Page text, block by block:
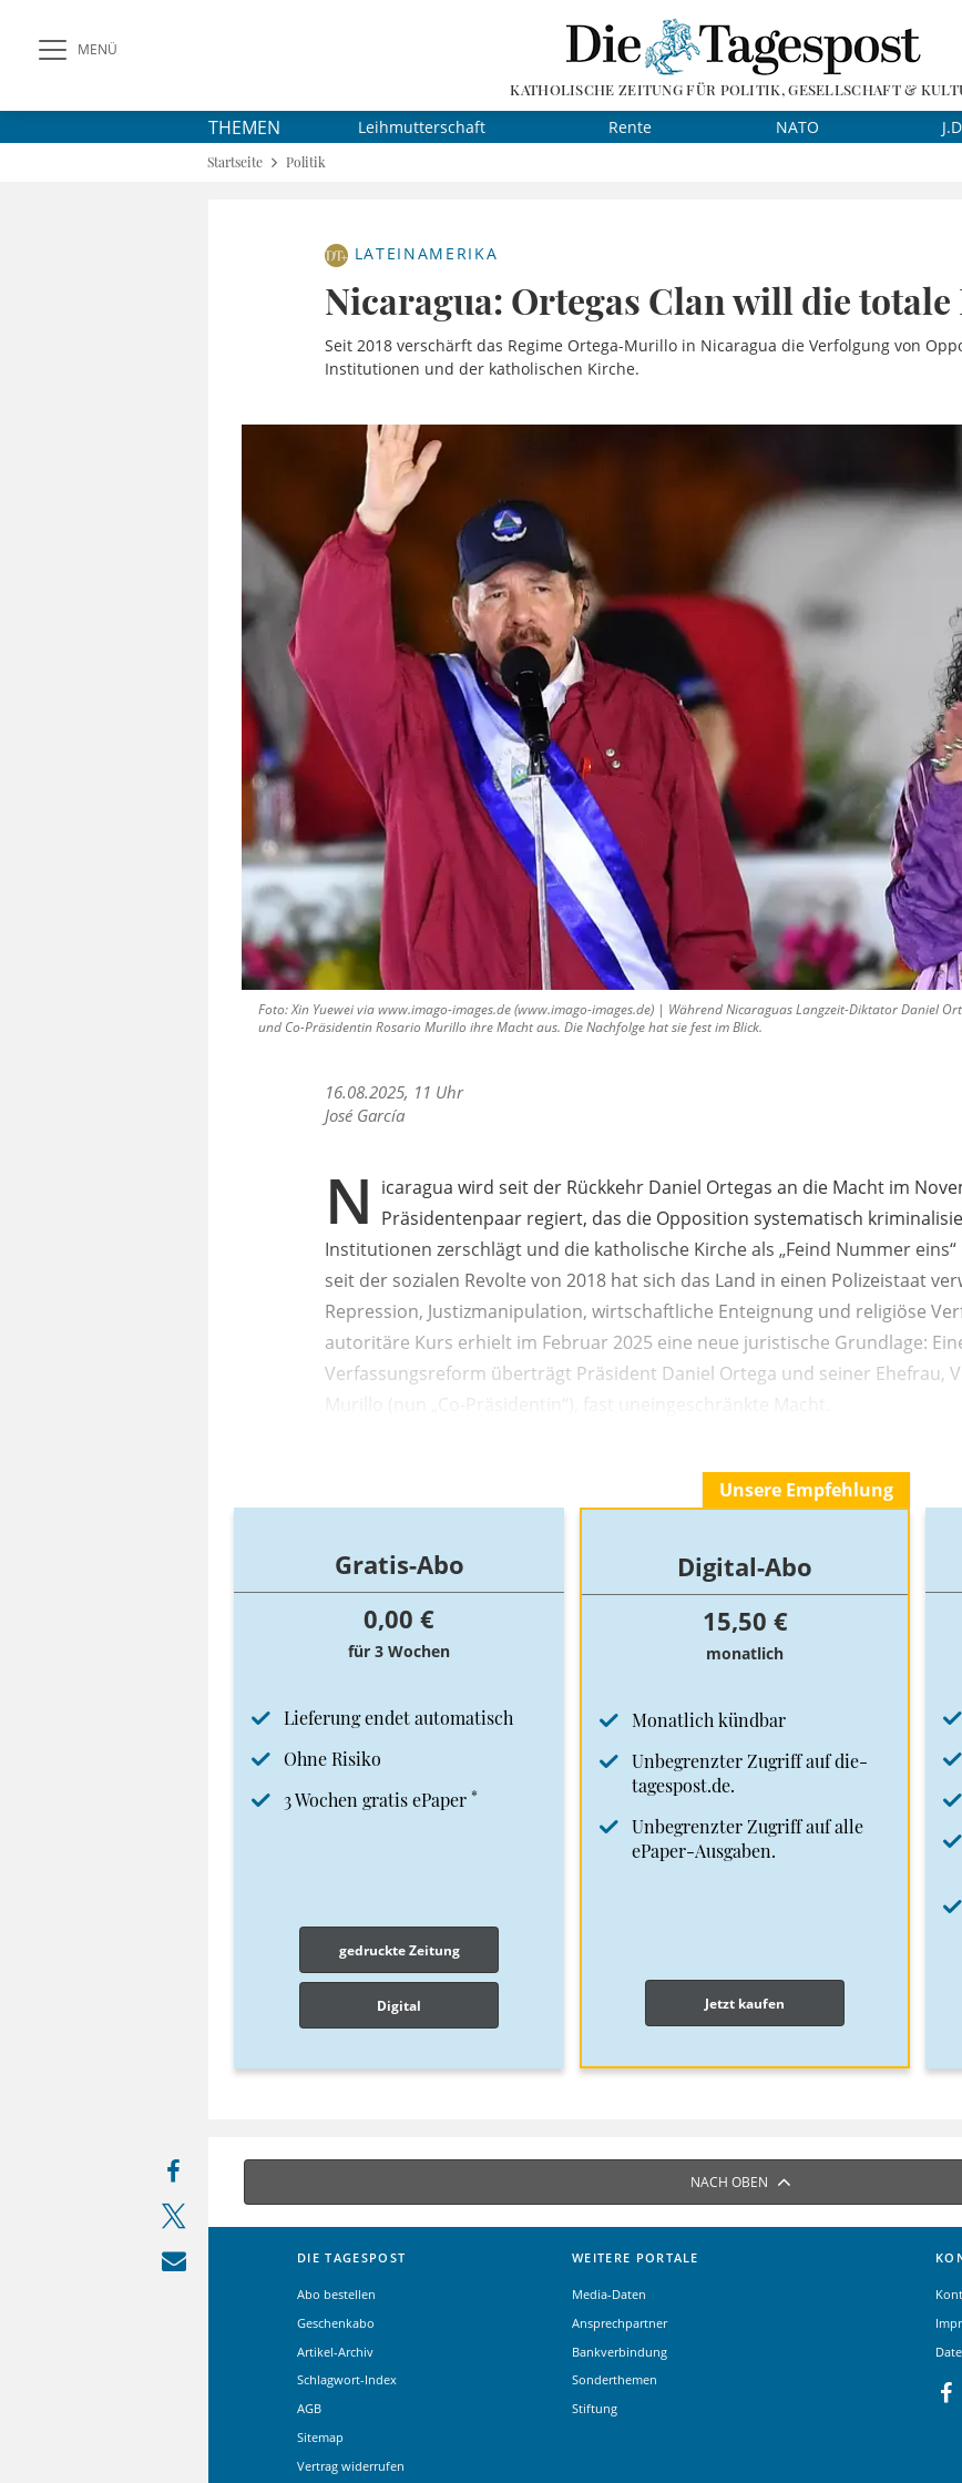
MENÜ
KATHOLISCHE ZEITUNG FÜR POLITIK, GESELLSCHAFT &
THEMEN Leihmutterschaft Rente NATO
Startseite Politik
LATEINAMERIKA
Nicaragua: Ortegas Clan will die
Seit 2018 verschärft das Regime Ortega-Murillo in Nicaragua die Verfolgung von
Institutionen und der katholischen Kirche.
Foto: Xin Yuewei via www.imago-images.de (www.imago-images.de) | Während Nicaraguas Langzeit-Diktator Daniel
und Co-Präsidentin Rosario Murillo ihre Macht aus. Die Nachfolge hat sie fest im Blick.
16.08.2025, 11 Uhr
José García
N icaragua wird seit der Rückkehr Daniel Ortegas an die Macht im
Präsidentenpaar regiert, das die Opposition systematisch
Institutionen zerschlägt und die katholische Kirche als „Feind Nummer
seit der sozialen Revolte von 2018 hat sich das Land in einen Polizeistaat
Repression, Justizmanipulation, wirtschaftliche Enteignung und religiöse
autoritäre Kurs erhielt im Februar 2025 eine neue juristische Grundlage:
Verfassungsreform überträgt Präsident Daniel Ortega und seiner Ehefrau,
Murillo (nun „Co-Präsidentin“), fast uneingeschränkte Macht.
Gratis-Abo
0,00 €
für 3 Wochen
Lieferung endet automatisch
Ohne Risiko
3 Wochen gratis ePaper *
gedruckte Zeitung
Digital
Unsere Empfehlung
Digital-Abo
15,50 €
monatlich
Monatlich kündbar
Unbegrenzter Zugriff auf die-
tagespost.de.
Unbegrenzter Zugriff auf alle
ePaper-Ausgaben.
Jetzt kaufen
NACH OBEN
DIE TAGESPOST
Abo bestellen
Geschenkabo
Artikel-Archiv
Schlagwort-Index
AGB
Sitemap
Vertrag widerrufen
WEITERE PORTALE
Media-Daten
Ansprechpartner
Bankverbindung
Sonderthemen
Stiftung